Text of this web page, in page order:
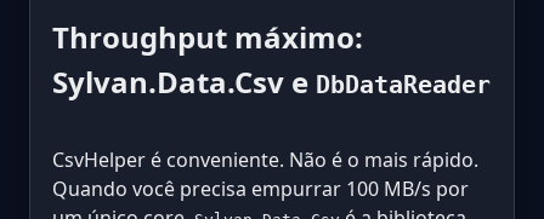
Throughput máximo:
Sylvan.Data.Csv e DbDataReader
CsvHelper é conveniente. Não é o mais rápido.
Quando você precisa empurrar 100 MB/s por